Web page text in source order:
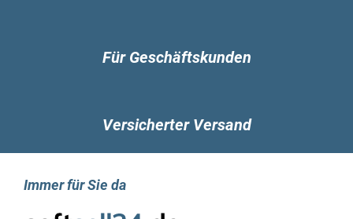
Für Geschäftskunden
Versicherter Versand
Immer für Sie da